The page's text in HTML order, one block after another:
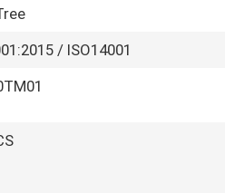
/ ISO14001